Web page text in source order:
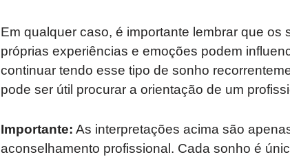
Em qualquer caso, é importante lembrar que
próprias experiências e emoções podem
continuar tendo esse tipo de sonho
pode ser útil procurar a orientação de um
Importante: As interpretações acima são
aconselhamento profissional. Cada sonho é